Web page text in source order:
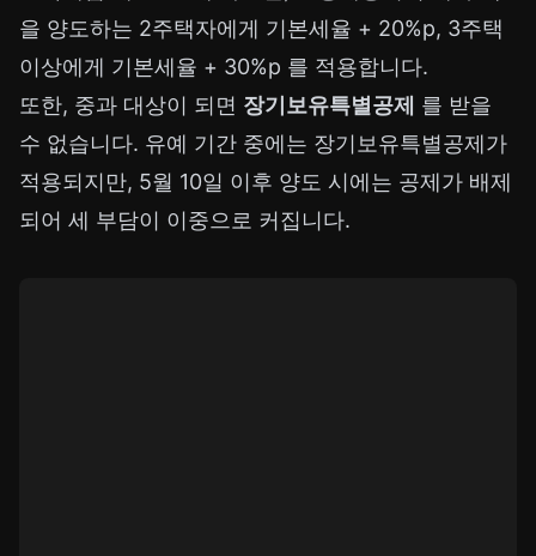
을 양도하는 2주택자에게 기본세율 + 20%p, 3주택
이상에게 기본세율 + 30%p 를 적용합니다.
또한, 중과 대상이 되면 장기보유특별공제 를 받을
수 없습니다. 유예 기간 중에는 장기보유특별공제가
적용되지만, 5월 10일 이후 양도 시에는 공제가 배제
되어 세 부담이 이중으로 커집니다.